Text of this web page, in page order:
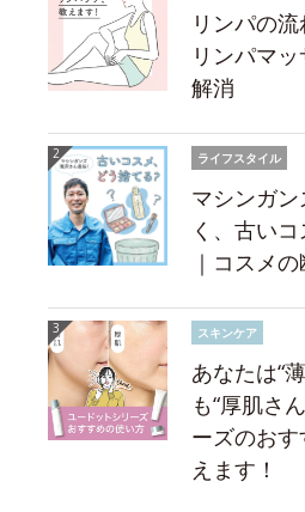
リンパの
リンパマ
解消
ライフスタイル
マシンガ
く、古い
｜コスメ
スキンケア
あなたは“
も“厚肌さ
ーズのお
えます！